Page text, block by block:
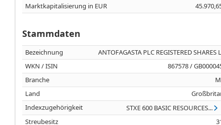
Marktkapitalisierung in EUR
Stammdaten
Bezeichnung
ANTOFAGASTA PLC REGISTERED SHARES
WKN / ISIN
867578 /
Branche
Land
Indexzugehörigkeit
STXE 600 BASIC RESOURCES...
Streubesitz